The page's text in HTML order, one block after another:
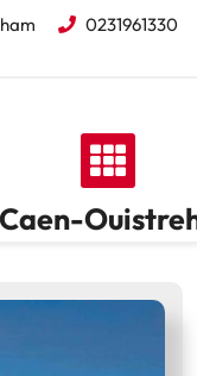
0231961330